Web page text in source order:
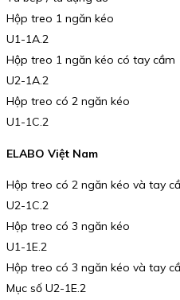
Hộp treo 1 ngăn kéo
U1-1A.2
Hộp treo 1 ngăn kéo có tay cầm
U2-1A.2
Hộp treo có 2 ngăn kéo
U1-1C.2
ELABO Việt Nam
Hộp treo có 2 ngăn kéo và tay
U2-1C.2
Hộp treo có 3 ngăn kéo
U1-1E.2
Hộp treo có 3 ngăn kéo và tay
Mục số U2-1E.2